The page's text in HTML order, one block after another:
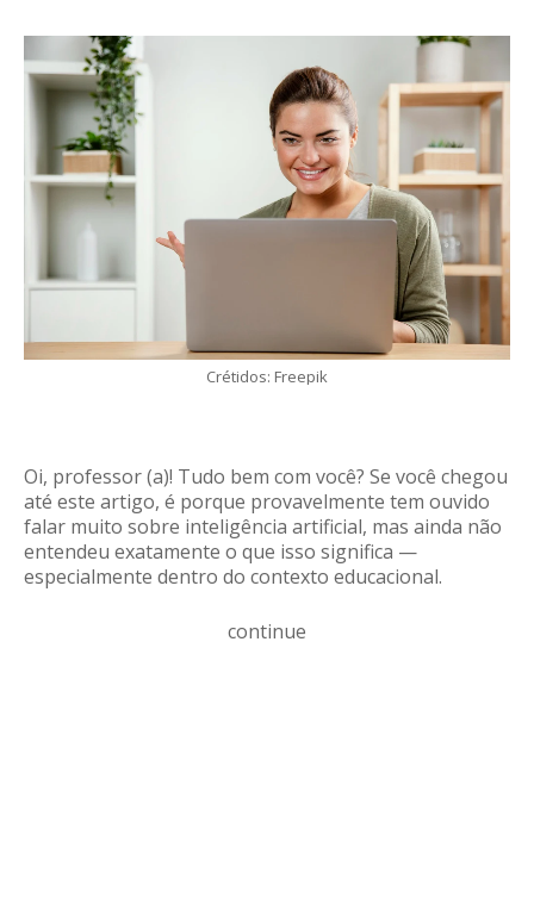
Crétidos: Freepik
Oi, professor (a)! Tudo bem com você? Se você chegou
até este artigo, é porque provavelmente tem ouvido
falar muito sobre inteligência artificial, mas ainda não
entendeu exatamente o que isso significa —
especialmente dentro do contexto educacional.
continue